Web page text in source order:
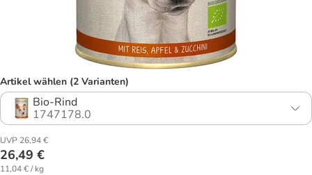
Artikel wählen (2 Varianten)
Bio-Rind
1747178.0
UVP 26,94 €
26,49 €
11,04 € / kg